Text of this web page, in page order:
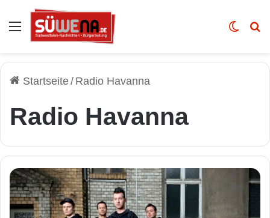
Auswahl Skin
Startseite/ Radio Havanna
Radio Havanna